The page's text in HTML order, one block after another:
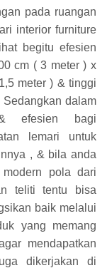
pada ruangan
interior furniture
begitu efesien
cm ( 3 meter ) x
meter ) & tinggi
dalam
efesien bagi
lemari untuk
, & bila anda
pola dari
teliti tentu bisa
baik melalui
yang memang
mendapatkan
dikerjakan di